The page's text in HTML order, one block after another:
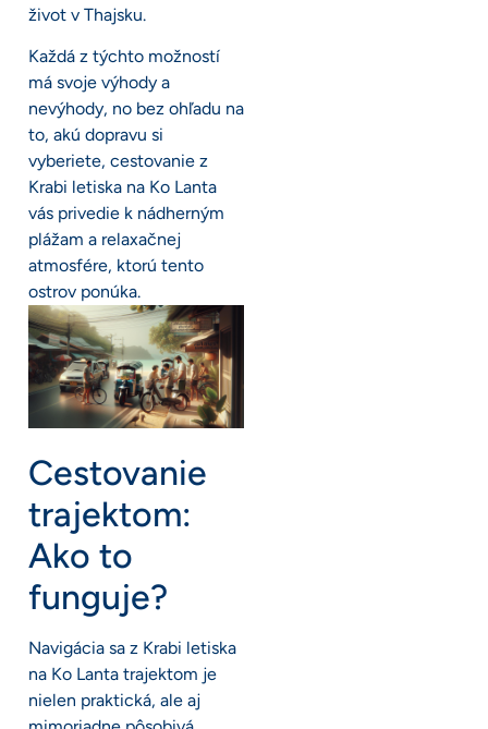
život v Thajsku.
Každá z týchto možností
má svoje výhody a
nevýhody, no bez ohľadu na
to, akú dopravu si
vyberiete, cestovanie z
Krabi letiska na Ko Lanta
vás privedie k nádherným
plážam a relaxačnej
atmosfére, ktorú tento
ostrov ponúka.
Cestovanie
trajektom:
Ako to
funguje?
Navigácia sa z Krabi letiska
na Ko Lanta trajektom je
nielen praktická, ale aj